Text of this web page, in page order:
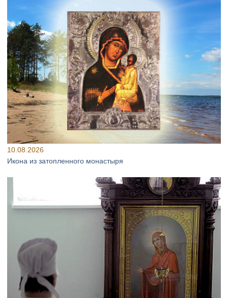
10.08.2026
Икона из затопленного монастыря